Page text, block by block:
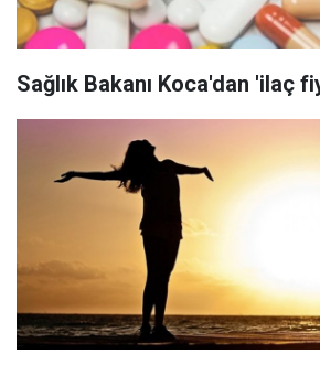
Sağlık Bakanı Koca'dan 'ilaç